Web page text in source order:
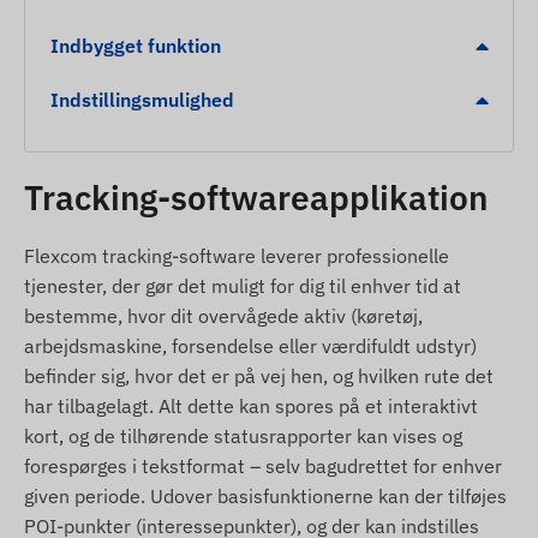
Alarmer
Indikation af lavt batteriniveau for rettidig
Forladelse af digitalt hegn (Geofencing) eller
ankomst til en udpeget zone (POI).
Pakkens indhold
Juneo TK911-SA Pro 4G LTE GPS-tracker med
halsbånd
USB-ladekabel
Specialskruetrækker og installationsvejledning
Behageligt halsbånd
Brugsbetingelser
Indbygget funktion
Indstillingsmulighed
Tracking-softwareapplikation
Flexcom tracking-software leverer professionelle
tjenester, der gør det muligt for dig til enhver tid at
bestemme, hvor dit overvågede aktiv (køretøj,
arbejdsmaskine, forsendelse eller værdifuldt udstyr)
befinder sig, hvor det er på vej hen, og hvilken rute det
har tilbagelagt. Alt dette kan spores på et interaktivt
kort, og de tilhørende statusrapporter kan vises og
forespørges i tekstformat – selv bagudrettet for enhver
given periode. Udover basisfunktionerne kan der tilføjes
POI-punkter (interessepunkter), og der kan indstilles